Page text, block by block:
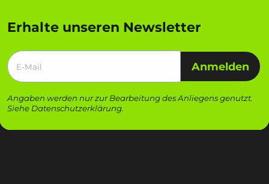
Erhalte unseren Newsletter
Anmelden
Angaben werden nur zur Bearbeitung des Anliegens genutzt.
Siehe Datenschutzerklärung.